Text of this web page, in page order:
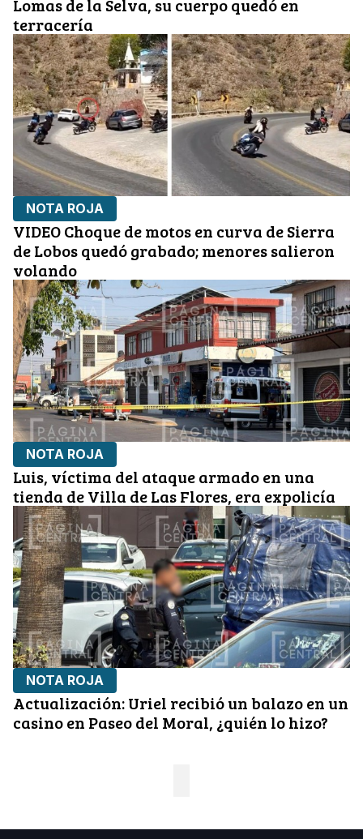
Lomas de la Selva, su cuerpo quedó en
terracería
NOTA ROJA
VIDEO Choque de motos en curva de Sierra
de Lobos quedó grabado; menores salieron
volando
NOTA ROJA
Luis, víctima del ataque armado en una
tienda de Villa de Las Flores, era expolicía
NOTA ROJA
Actualización: Uriel recibió un balazo en un
casino en Paseo del Moral, ¿quién lo hizo?